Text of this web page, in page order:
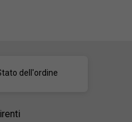
dell'ordine